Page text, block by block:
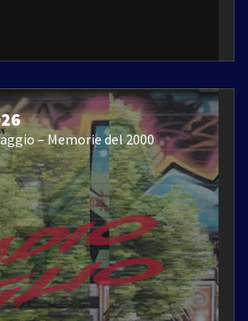
– Memorie del 2000